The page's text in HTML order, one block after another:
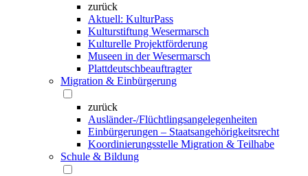
zurück
Aktuell: KulturPass
Kulturstiftung Wesermarsch
Kulturelle Projektförderung
Museen in der Wesermarsch
Plattdeutschbeauftragter
Migration & Einbürgerung
zurück
Ausländer-/Flüchtlingsangelegenheiten
Einbürgerungen – Staatsangehörigkeitsrecht
Koordinierungsstelle Migration & Teilhabe
Schule & Bildung